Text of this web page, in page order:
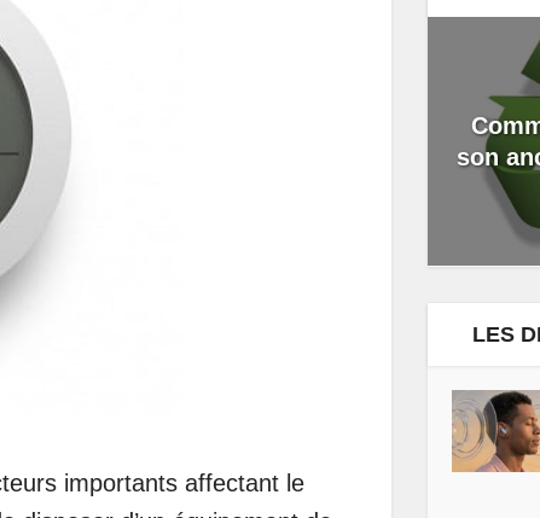
importants affectant le
son
LES